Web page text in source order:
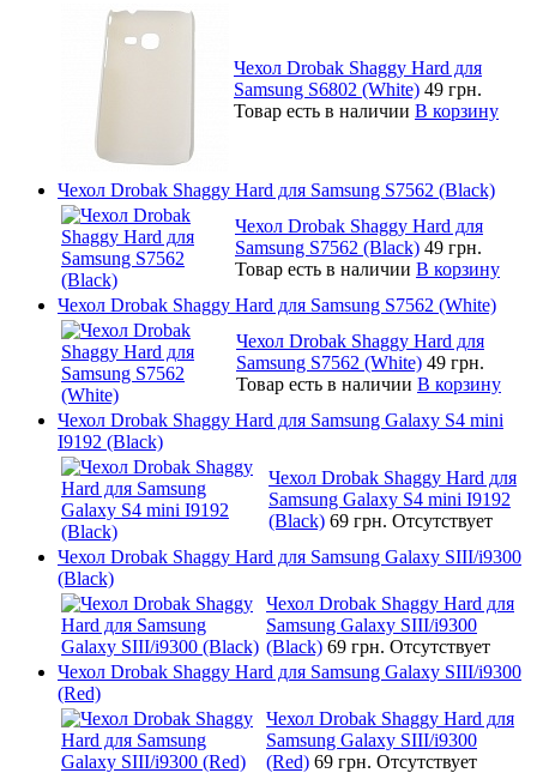
Чехол Drobak Shaggy Hard для
Samsung S6802 (White) 49 грн.
Товар есть в наличии В корзину
Чехол Drobak Shaggy Hard для Samsung S7562 (Black)
Чехол Drobak Shaggy Hard для
Samsung S7562 (Black) 49 грн.
Товар есть в наличии В корзину
Чехол Drobak Shaggy Hard для Samsung S7562 (White)
Чехол Drobak Shaggy Hard для
Samsung S7562 (White) 49 грн.
Товар есть в наличии В корзину
Чехол Drobak Shaggy Hard для Samsung Galaxy S4 mini
I9192 (Black)
Чехол Drobak Shaggy Hard для
Samsung Galaxy S4 mini I9192
(Black) 69 грн. Отсутствует
Чехол Drobak Shaggy Hard для Samsung Galaxy SIII/i9300
(Black)
Чехол Drobak Shaggy Hard для
Samsung Galaxy SIII/i9300
(Black) 69 грн. Отсутствует
Чехол Drobak Shaggy Hard для Samsung Galaxy SIII/i9300
(Red)
Чехол Drobak Shaggy Hard для
Samsung Galaxy SIII/i9300
(Red) 69 грн. Отсутствует